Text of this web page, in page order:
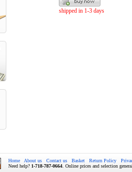
shipped in 1-3 days
Home About us Contact us Basket Return Policy
Need help? 1-718-787-0664 . Online prices and selection